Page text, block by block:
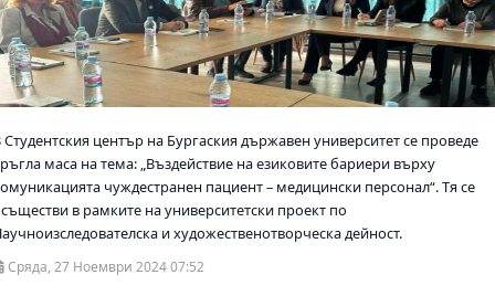
Студентския център на Бургаския държавен университет се проведе
маса на тема: „Въздействие на езиковите бариери върху
чуждестранен пациент – медицински персонал“. Тя се
в рамките на университетски проект по
и художественотворческа дейност.
Сряда, 27 Ноември 2024 07:52